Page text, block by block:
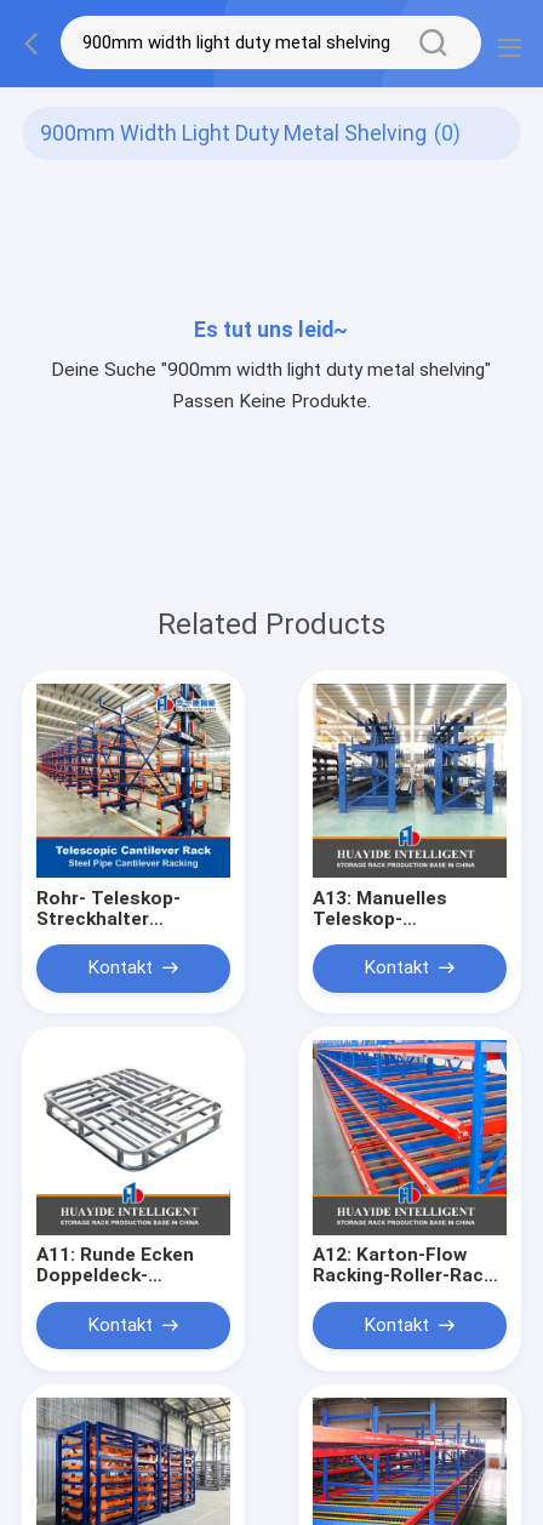
900mm Width Light Duty Metal Shelving (0)
Es tut uns leid~
Deine Suche "900mm width light duty metal shelving"
Passen Keine Produkte.
Related Products
Rohr- Teleskop-
Streckhalter
Metallblech
Lagerlager-
Lagerregal Teleskop-
Materialien
Kontakt
A13: Manuelles
Teleskop-
Strahlträger für
Lagerhalter für lange
Materialien
Kontakt
A11: Runde Ecken
Doppeldeck-
Lagerlager
Metallpaletten
Kontakt
A12: Karton-Flow
Racking-Roller-Rack
Racking-Roller-
Fahrständer
Kontakt